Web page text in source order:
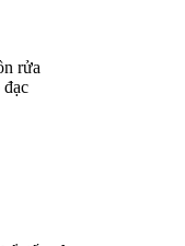
rửa
đạc